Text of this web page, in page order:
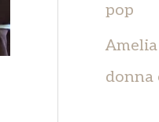
pop
donna